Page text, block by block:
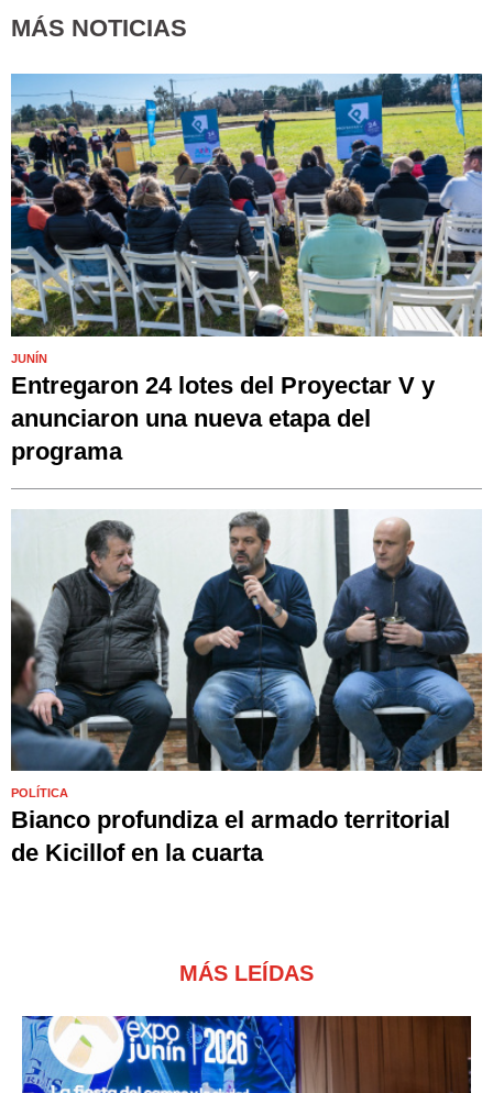
MÁS NOTICIAS
JUNÍN
Entregaron 24 lotes del Proyectar V y
anunciaron una nueva etapa del
programa
POLÍTICA
Bianco profundiza el armado territorial
de Kicillof en la cuarta
MÁS LEÍDAS